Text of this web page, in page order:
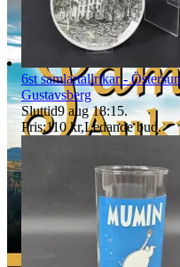
observera att det inte får
Det är kundens ansvar att
skick som vid köptillfället och
auktionsobjektet så att det inte
att göra avdrag motsvarande
följd av att kund har hanterat
nödvändigt.
hantera alla returer så snabbt
hanterats återbetalas
avser ej det externa köpet av
konsumenten/köparen
börjar utföras och gått med på
tjänsten har fullgjorts. Om
används för att ej behöva stå
budgivningsprocessen,
kundens konto för vidare
6st samlartallrikar -
Gustavsberg
Sluttid9 aug 18:15.
Pris:110 kr,Ledande bud.